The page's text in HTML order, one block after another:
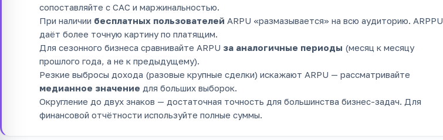
сопоставляйте с CAC и маржинальностью.
При наличии бесплатных пользователей ARPU «размазывается» на всю аудиторию. ARPPU
даёт более точную картину по платящим.
Для сезонного бизнеса сравнивайте ARPU за аналогичные периоды (месяц к месяцу
прошлого года, а не к предыдущему).
Резкие выбросы дохода (разовые крупные сделки) искажают ARPU — рассматривайте
медианное значение для больших выборок.
Округление до двух знаков — достаточная точность для большинства бизнес-задач. Для
финансовой отчётности используйте полные суммы.